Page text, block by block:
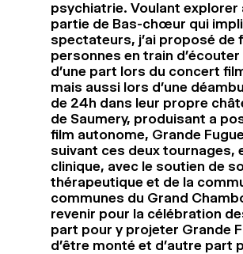
psychiatrie. Voulant explorer
partie de Bas-chœur qui
spectateurs, j’ai proposé de
personnes en train
d’une part lors du concert
mais aussi lors d’une
de 24h dans leur propre
de Saumery, produisant a
film autonome, Grande
suivant ces deux tournages,
clinique, avec le soutien de
thérapeutique et de la
communes du Grand
revenir pour la célébration
part pour y projeter Grande
d’être monté et d’autre part